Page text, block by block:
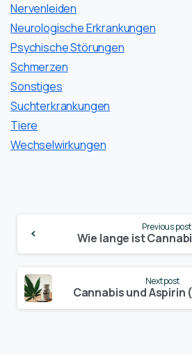
Nervenleiden
Neurologische Erkrankungen
Psychische Störungen
Schmerzen
Sonstiges
Suchterkrankungen
Tiere
Wechselwirkungen
Reading
Previous post
Next post